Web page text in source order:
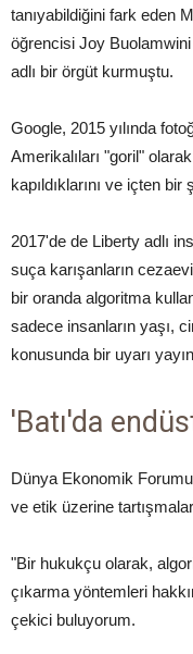
tanıyabildiğini fark eden
öğrencisi Joy
adlı bir örgüt kurmuştu.
Google, 2015 yılında
Amerikalıları "goril"
kapıldıklarını ve içten
2017'de de Liberty adlı
suça karışanların
bir oranda algoritma
sadece insanların yaşı,
konusunda bir uyarı
'Batı'da
Dünya Ekonomik
ve etik üzerine
"Bir hukukçu olarak,
çıkarma yöntemleri
çekici buluyorum.